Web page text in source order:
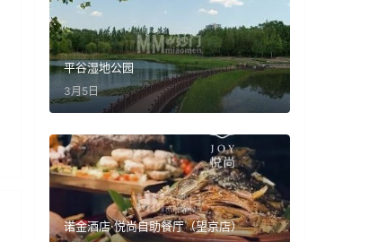
平谷湿地公园
3月5日
诺金酒店·悦尚自助餐厅（望京店）